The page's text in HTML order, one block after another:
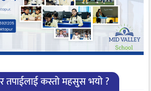
तपाईलाई कस्तो महसुस भयो ?